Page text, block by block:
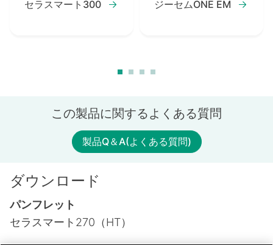
セラスマート300 ジーセムONE EM
この製品に関するよくある質問
製品Q＆A(よくある質問)
ダウンロード
パンフレット
セラスマート270（HT）